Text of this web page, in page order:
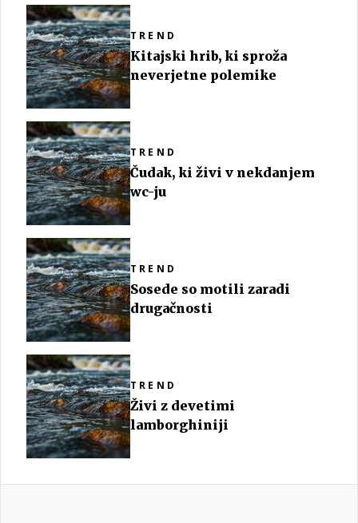
TREND
Kitajski hrib, ki sproža
neverjetne polemike
TREND
Čudak, ki živi v nekdanjem
wc-ju
TREND
Sosede so motili zaradi
drugačnosti
TREND
Živi z devetimi
lamborghiniji